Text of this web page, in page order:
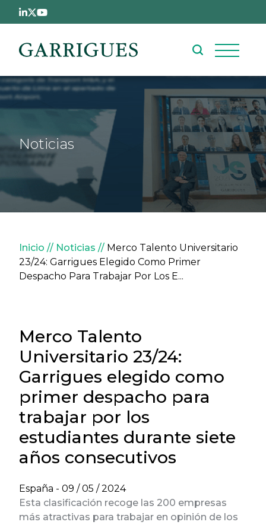
Pasar al contenido principal
Noticias
Sobrescribir enlaces de
Inicio Noticias
Merco Talento Universitario
23/24: Garrigues Elegido Como Primer
Despacho Para Trabajar Por Los E...
Merco Talento
Universitario 23/24:
Garrigues elegido como
primer despacho para
trabajar por los
estudiantes durante siete
años consecutivos
España - 09 / 05 / 2024
Esta clasificación recoge las 200 empresas
más atractivas para trabajar en opinión de los